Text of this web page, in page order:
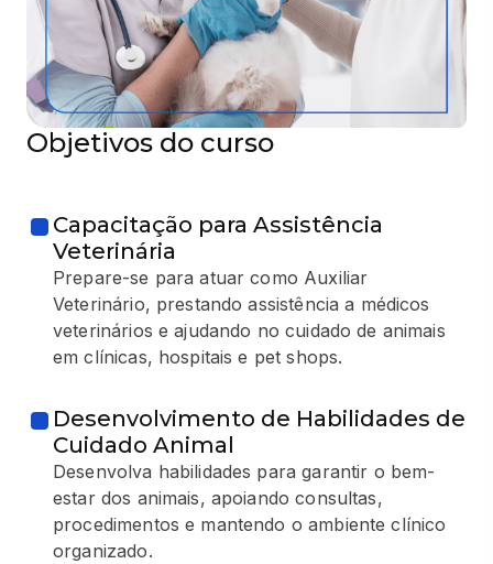
Objetivos do curso
Capacitação para Assistência
Veterinária
Prepare-se para atuar como Auxiliar
Veterinário, prestando assistência a médicos
veterinários e ajudando no cuidado de animais
em clínicas, hospitais e pet shops.
Desenvolvimento de Habilidades de
Cuidado Animal
Desenvolva habilidades para garantir o bem-
estar dos animais, apoiando consultas,
procedimentos e mantendo o ambiente clínico
organizado.